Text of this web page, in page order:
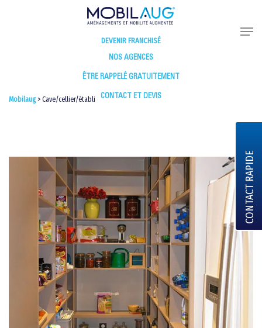
DEVENIR FRANCHISÉ
NOS AGENCES
ÊTRE RAPPELÉ GRATUITEMENT
CONTACT ET DEVIS
Mobilaug> Cave/cellier/établi
CONTACT RAPIDE